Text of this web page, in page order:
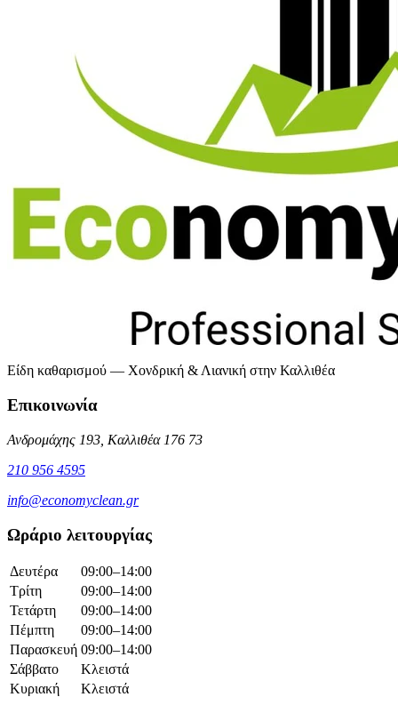
Είδη καθαρισμού — Χονδρική & Λιανική στην Καλλιθέα
Επικοινωνία
Ανδρομάχης 193, Καλλιθέα 176 73
210 956 4595
info@economyclean.gr
Ωράριο λειτουργίας
Δευτέρα
09:00–14:00
Τρίτη
09:00–14:00
Τετάρτη
09:00–14:00
Πέμπτη
09:00–14:00
Παρασκευή 09:00–14:00
Σάββατο
Κλειστά
Κυριακή
Κλειστά